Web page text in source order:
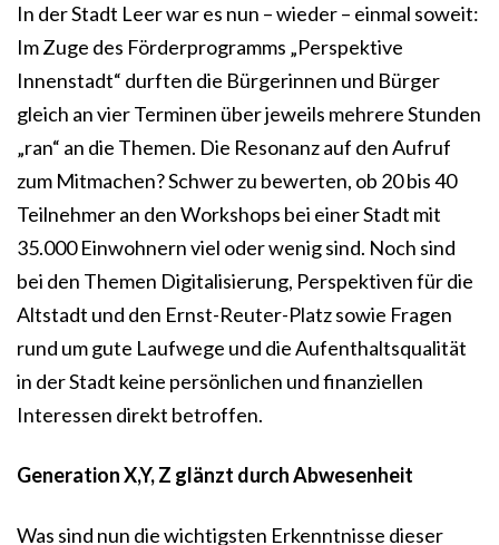
In der Stadt Leer war es nun – wieder – einmal soweit:
Im Zuge des Förderprogramms „Perspektive
Innenstadt“ durften die Bürgerinnen und Bürger
gleich an vier Terminen über jeweils mehrere Stunden
„ran“ an die Themen. Die Resonanz auf den Aufruf
zum Mitmachen? Schwer zu bewerten, ob 20 bis 40
Teilnehmer an den Workshops bei einer Stadt mit
35.000 Einwohnern viel oder wenig sind. Noch sind
bei den Themen Digitalisierung, Perspektiven für die
Altstadt und den Ernst-Reuter-Platz sowie Fragen
rund um gute Laufwege und die Aufenthaltsqualität
in der Stadt keine persönlichen und finanziellen
Interessen direkt betroffen.
Generation X,Y, Z glänzt durch Abwesenheit
Was sind nun die wichtigsten Erkenntnisse dieser